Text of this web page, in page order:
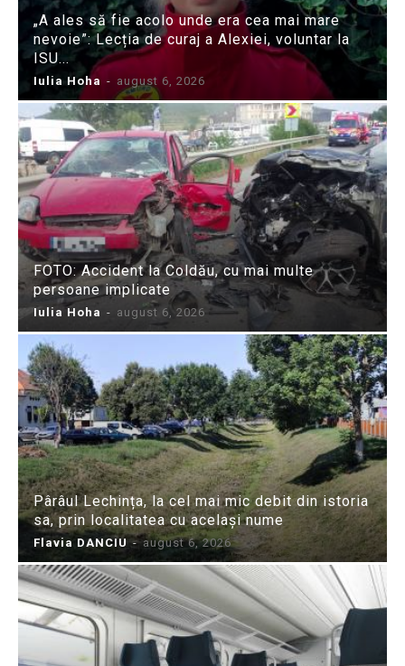
„A ales să fie acolo unde era cea mai mare
nevoie”: Lecția de curaj a Alexiei, voluntar la
ISU...
Iulia Hoha - august 6, 2026
FOTO: Accident la Coldău, cu mai multe
persoane implicate
Iulia Hoha - august 6, 2026
Pârâul Lechința, la cel mai mic debit din istoria
sa, prin localitatea cu același nume
Flavia DANCIU - august 6, 2026